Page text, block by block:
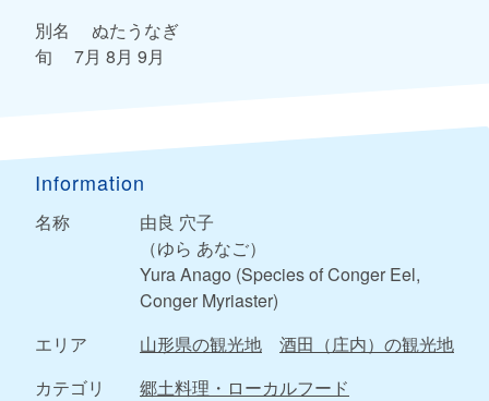
別名 ぬたうなぎ
旬 7月 8月 9月
Information
名称
由良 穴子
（ゆら あなご）
Yura Anago (Species of Conger Eel,
Conger Myriaster)
エリア
山形県の観光地
酒田（庄内）の観光地
カテゴリ
郷土料理・ローカルフード